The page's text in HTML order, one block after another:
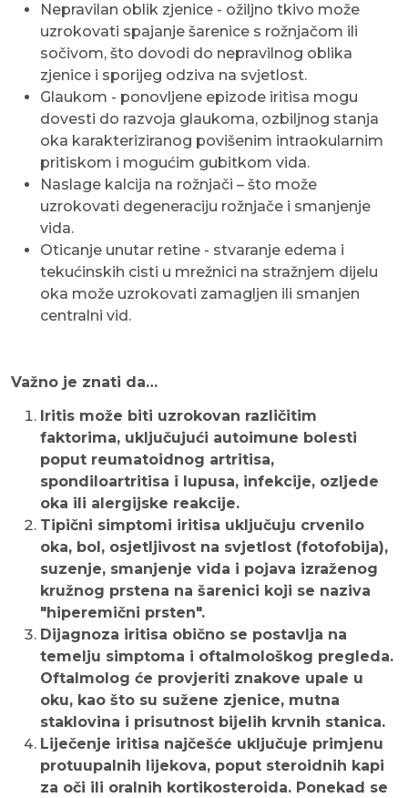
Nepravilan oblik zjenice - ožiljno tkivo može
uzrokovati spajanje šarenice s rožnjačom ili
sočivom, što dovodi do nepravilnog oblika
zjenice i sporijeg odziva na svjetlost.
Glaukom - ponovljene epizode iritisa mogu
dovesti do razvoja glaukoma, ozbiljnog stanja
oka karakteriziranog povišenim intraokularnim
pritiskom i mogućim gubitkom vida.
Naslage kalcija na rožnjači – što može
uzrokovati degeneraciju rožnjače i smanjenje
vida.
Oticanje unutar retine - stvaranje edema i
tekućinskih cisti u mrežnici na stražnjem dijelu
oka može uzrokovati zamagljen ili smanjen
centralni vid.
Važno je znati da…
Iritis može biti uzrokovan različitim
faktorima, uključujući autoimune bolesti
poput reumatoidnog artritisa,
spondiloartritisa i lupusa, infekcije, ozljede
oka ili alergijske reakcije.
Tipični simptomi iritisa uključuju crvenilo
oka, bol, osjetljivost na svjetlost (fotofobija),
suzenje, smanjenje vida i pojava izraženog
kružnog prstena na šarenici koji se naziva
"hiperemični prsten".
Dijagnoza iritisa obično se postavlja na
temelju simptoma i oftalmološkog pregleda.
Oftalmolog će provjeriti znakove upale u
oku, kao što su sužene zjenice, mutna
staklovina i prisutnost bijelih krvnih stanica.
Liječenje iritisa najčešće uključuje primjenu
protuupalnih lijekova, poput steroidnih kapi
za oči ili oralnih kortikosteroida. Ponekad se